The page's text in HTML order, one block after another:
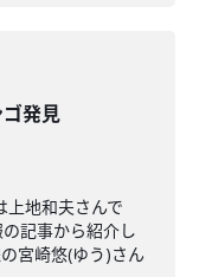
発見
上地和夫さんで
記事から紹介し
宮崎悠(ゆう)さん